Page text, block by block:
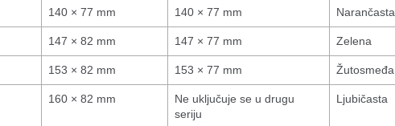
140 × 77 mm 140 × 77 mm Narančasta
147 × 82 mm 147 × 77 mm Zelena
153 × 82 mm 153 × 77 mm Žutosmeđa
160 × 82 mm
Ne uključuje se u drugu
seriju
Ljubičasta